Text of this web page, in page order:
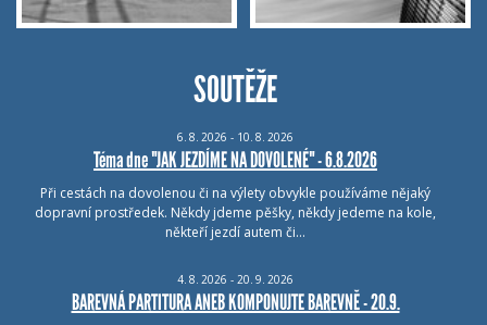
SOUTĚŽE
6. 8. 2026 - 10. 8. 2026
Téma dne "JAK JEZDÍME NA DOVOLENÉ" - 6.8.2026
Při cestách na dovolenou či na výlety obvykle používáme nějaký
dopravní prostředek. Někdy jdeme pěšky, někdy jedeme na kole,
někteří jezdí autem či…
4. 8. 2026 - 20. 9. 2026
BAREVNÁ PARTITURA ANEB KOMPONUJTE BAREVNĚ - 20.9.